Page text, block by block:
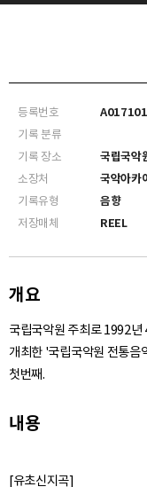
등록번호
A017101
기록 분류
기록 장소
국립국악
소장처
국악아카
기록유형
음향
저장매체
REEL
개요
국립국악원 주최로 1992년
개최한 '국립국악원 전통
첫번째.
내용
[유초신지곡]